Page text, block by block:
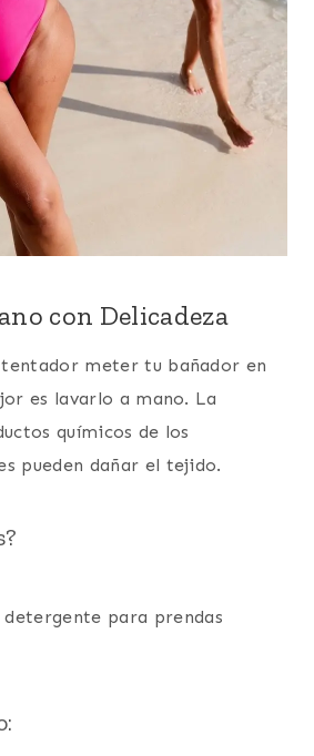
con Delicadeza
tentador meter tu bañador en
es lavarlo a mano. La
químicos de los
pueden dañar el tejido.
detergente para prendas